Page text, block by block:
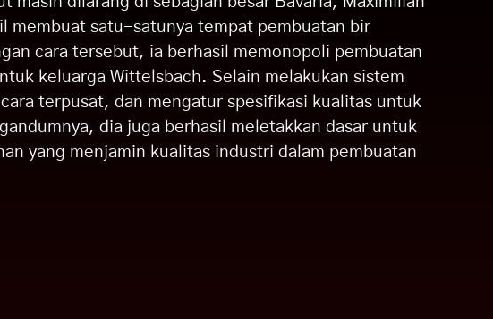
membuat satu-satunya tempat pembuatan bir
cara tersebut, ia berhasil memonopoli pembuatan
keluarga Wittelsbach. Selain melakukan sistem
terpusat, dan mengatur spesifikasi kualitas untuk
dia juga berhasil meletakkan dasar untuk
yang menjamin kualitas industri dalam pembuatan